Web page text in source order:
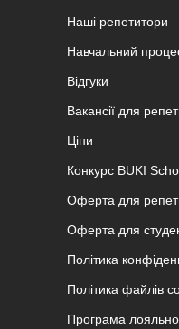
Наші репетитори
Навчальний
Відгуки
Вакансії для
Ціни
Конкурс BUKI
Оферта для
Оферта для
Політика
Політика файлів
Програма